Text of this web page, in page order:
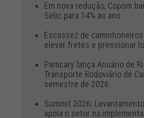
Em nova redução, Copom
Selic para 14% ao ano
Escassez de
elevar fretes e pressionar
Pamcary lança Anuário de
Transporte Rodoviário de
semestre de 2026
Summit 2026:
apoia o setor na